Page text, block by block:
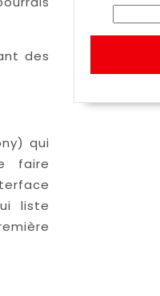
des
qui
faire
liste